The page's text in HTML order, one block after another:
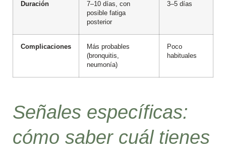
Duración
7–10 días, con
posible fatiga
posterior
3–5 días
Complicaciones
Más probables
(bronquitis,
neumonía)
Poco
habituales
Señales específicas:
cómo saber cuál tienes